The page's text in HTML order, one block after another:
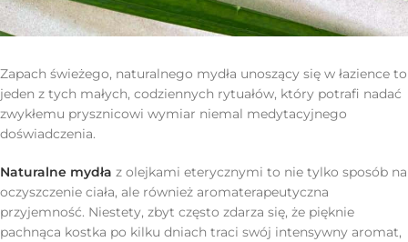
Zapach świeżego, naturalnego mydła unoszący się w łazience to
jeden z tych małych, codziennych rytuałów, który potrafi nadać
zwykłemu prysznicowi wymiar niemal medytacyjnego
doświadczenia.
Naturalne mydła z olejkami eterycznymi to nie tylko sposób na
oczyszczenie ciała, ale również aromaterapeutyczna
przyjemność. Niestety, zbyt często zdarza się, że pięknie
pachnąca kostka po kilku dniach traci swój intensywny aromat,